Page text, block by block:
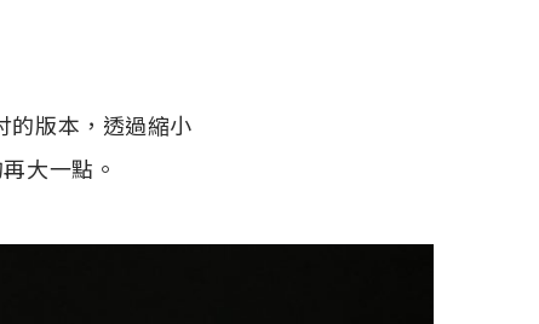
的版本，透過縮小
大一點。